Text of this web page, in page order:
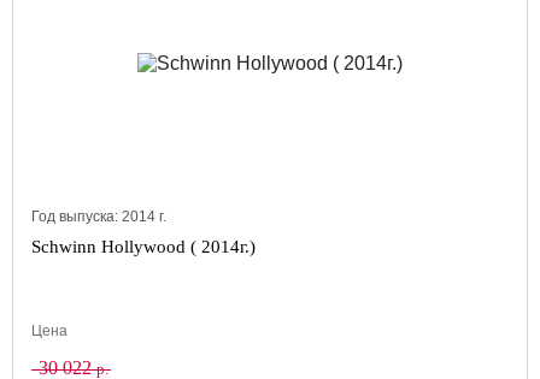
Год выпуска: 2014 г.
Schwinn Hollywood ( 2014г.)
Цена
30 022р.